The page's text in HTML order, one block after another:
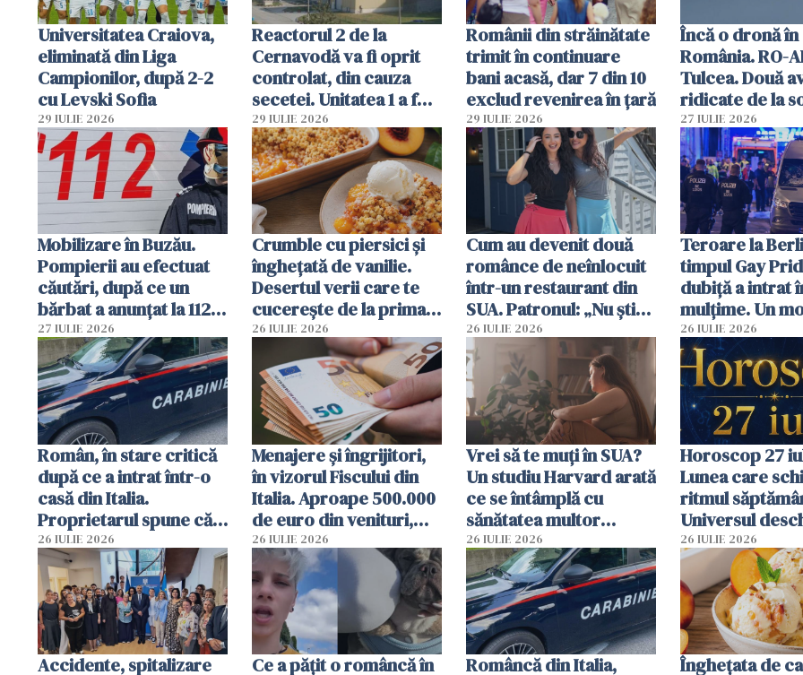
Universitatea Craiova,
eliminată din Liga
Campionilor, după 2-2
cu Levski Sofia
29 IULIE 2026
Reactorul 2 de la
Cernavodă va fi oprit
controlat, din cauza
secetei. Unitatea 1 a fost
deja oprită
29 IULIE 2026
Românii din străinătate
trimit în continuare
bani acasă, dar 7 din 10
exclud revenirea în țară
29 IULIE 2026
Încă o dronă în
România. RO-
Tulcea. Două
ridicate de la
27 IULIE 2026
Mobilizare în Buzău.
Pompierii au efectuat
căutări, după ce un
bărbat a anunțat la 112
că a văzut un obiect
luminos
27 IULIE 2026
Crumble cu piersici și
înghețată de vanilie.
Desertul verii care te
cucerește de la prima
lingură
26 IULIE 2026
Cum au devenit două
românce de neînlocuit
într-un restaurant din
SUA. Patronul: „Nu știu
ce o să mă fac fără voi”
26 IULIE 2026
Teroare la
timpul Gay
dubiță a intrat
mulțime. Un
răniți
26 IULIE 2026
Român, în stare critică
după ce a intrat într-o
casă din Italia.
Proprietarul spune că
s-a apărat cu un cuțit
26 IULIE 2026
Menajere și îngrijitori,
în vizorul Fiscului din
Italia. Aproape 500.000
de euro din venituri,
ascunși de autorități
26 IULIE 2026
Vrei să te muți în SUA?
Un studiu Harvard arată
ce se întâmplă cu
sănătatea multor
imigranți
26 IULIE 2026
Horoscop 27
Lunea care
ritmul
Universul
neașteptate
unele zodii
26 IULIE 2026
Accidente, spitalizare
Ce a pățit o româncă în
Româncă din Italia,
Înghețata de